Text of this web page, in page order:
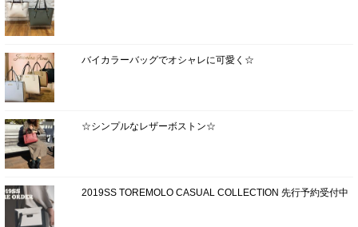
バイカラーバッグでオシャレに可愛く☆
☆シンプルなレザーボストン☆
2019SS TOREMOLO CASUAL COLLECTION 先行予約受付中